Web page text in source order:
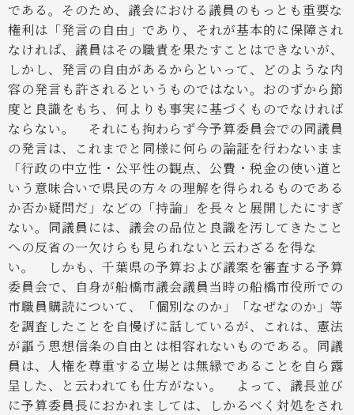
である。そのため、議会における議員のもっとも重要な
権利は「発言の自由」であり、それが基本的に保障され
なければ、議員はその職責を果たすことはできないが、
しかし、発言の自由があるからといって、どのような内
容の発言も許されるというものではない。おのずから節
度と良識をもち、何よりも事実に基づくものでなければ
ならない。
それにも拘わらず今予算委員会での同議員
の発言は、これまでと同様に何らの論証を行わないまま
「行政の中立性・公平性の観点、公費・税金の使い道と
いう意味合いで県民の方々の理解を得られるものである
か否か疑問だ」などの「持論」を長々と展開したにすぎ
ない。同議員には、議会の品位と良識を汚してきたこと
への反省の一欠けらも見られないと云わざるを得な
い。
しかも、千葉県の予算および議案を審査する予算
委員会で、自身が船橋市議会議員当時の船橋市役所での
市職員購読について、「個別なのか」「なぜなのか」等
を調査したことを自慢げに話しているが、これは、憲法
が謳う思想信条の自由とは相容れないものである。同議
員は、人権を尊重する立場とは無縁であることを自ら露
呈した、と云われても仕方がない。
よって、議長並び
に予算委員長におかれましては、しかるべく対処をされ